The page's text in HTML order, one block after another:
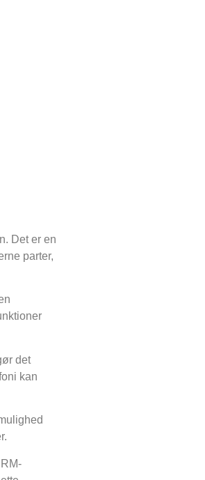
Det er en
parter,
det
kan